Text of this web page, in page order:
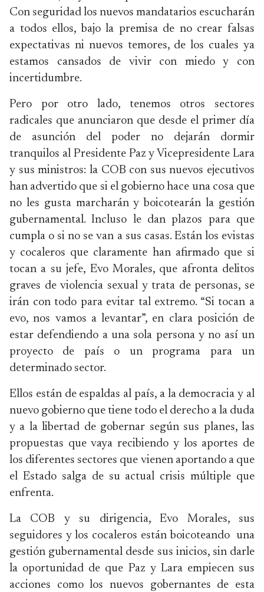
Con seguridad los nuevos mandatarios escucharán
a todos ellos, bajo la premisa de no crear falsas
expectativas ni nuevos temores, de los cuales ya
estamos cansados de vivir con miedo y con
incertidumbre.
Pero por otro lado, tenemos otros sectores
radicales que anunciaron que desde el primer día
de asunción del poder no dejarán dormir
tranquilos al Presidente Paz y Vicepresidente Lara
y sus ministros: la COB con sus nuevos ejecutivos
han advertido que si el gobierno hace una cosa que
no les gusta marcharán y boicotearán la gestión
gubernamental. Incluso le dan plazos para que
cumpla o si no se van a sus casas. Están los evistas
y cocaleros que claramente han afirmado que si
tocan a su jefe, Evo Morales, que afronta delitos
graves de violencia sexual y trata de personas, se
irán con todo para evitar tal extremo. “Si tocan a
evo, nos vamos a levantar”, en clara posición de
estar defendiendo a una sola persona y no así un
proyecto de país o un programa para un
determinado sector.
Ellos están de espaldas al país, a la democracia y al
nuevo gobierno que tiene todo el derecho a la duda
y a la libertad de gobernar según sus planes, las
propuestas que vaya recibiendo y los aportes de
los diferentes sectores que vienen aportando a que
el Estado salga de su actual crisis múltiple que
enfrenta.
La COB y su dirigencia, Evo Morales, sus
seguidores y los cocaleros están boicoteando una
gestión gubernamental desde sus inicios, sin darle
la oportunidad de que Paz y Lara empiecen sus
acciones como los nuevos gobernantes de esta